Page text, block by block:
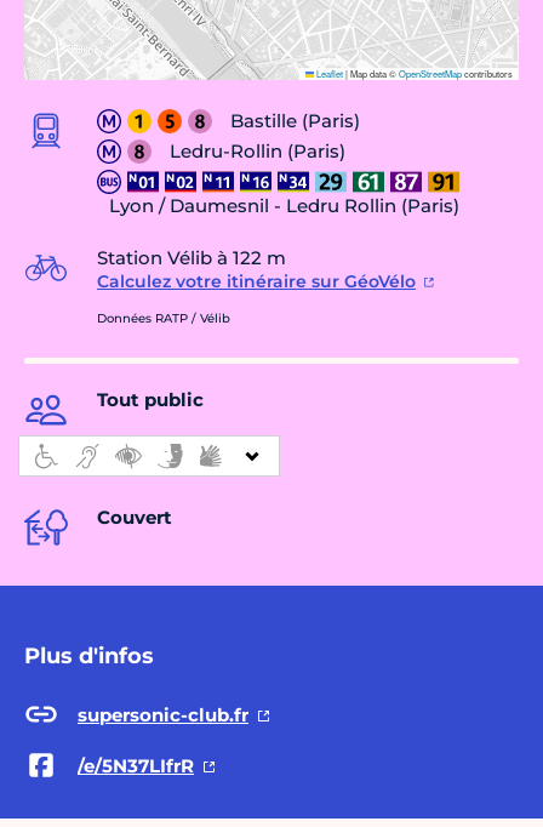
Leaflet|Map data ©OpenStreetMapcontributors
Bastille (Paris)
Ledru-Rollin (Paris)
Lyon / Daumesnil - Ledru Rollin (Paris)
Station Vélib à 122 m
Calculez votre itinéraire sur GéoVélo
Données RATP / Vélib
Tout public
Couvert
Plus d'infos
supersonic-club.fr
/e/5N37LIfrR